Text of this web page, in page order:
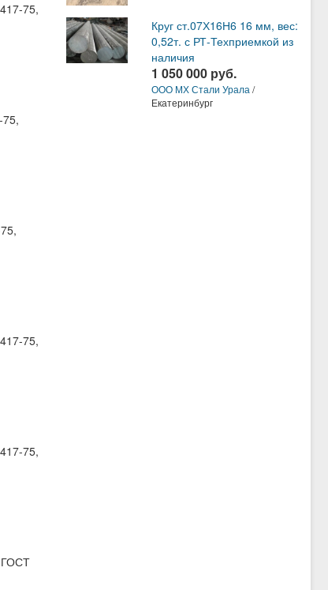
75,
75,
75,
ГОСТ
Круг ст.07Х16Н6 16 мм, вес:
0,52т. с РТ-Техприемкой из
наличия
1 050 000 руб.
ООО МХ Стали Урала /
Екатеринбург